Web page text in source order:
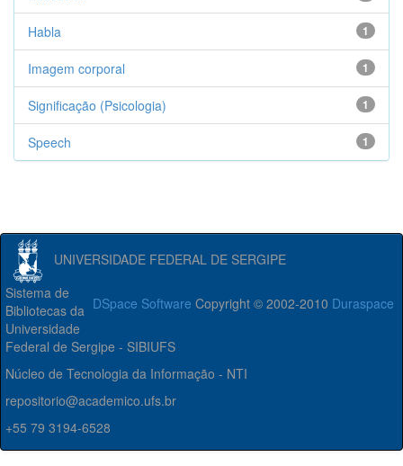
1
Habla
1
Imagem corporal
1
Significação (Psicologia)
1
Speech
UNIVERSIDADE FEDERAL DE SERGIPE
DSpace Software Copyright © 2002-2010 Duraspace
Sistema de
Bibliotecas da
Universidade
Federal de Sergipe - SIBIUFS
Núcleo de Tecnologia da Informação - NTI
repositorio@academico.ufs.br
+55 79 3194-6528